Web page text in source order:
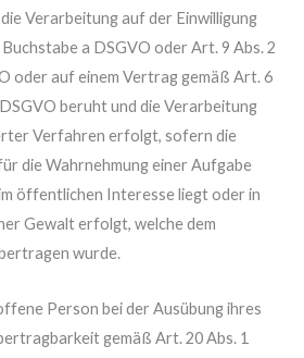
Verarbeitung auf der Einwilligung
a DSGVO oder Art. 9 Abs. 2
oder auf einem Vertrag gemäß Art. 6
beruht und die Verarbeitung
Verfahren erfolgt, sofern die
die Wahrnehmung einer Aufgabe
öffentlichen Interesse liegt oder in
Gewalt erfolgt, welche dem
wurde.
Person bei der Ausübung ihres
gemäß Art. 20 Abs. 1